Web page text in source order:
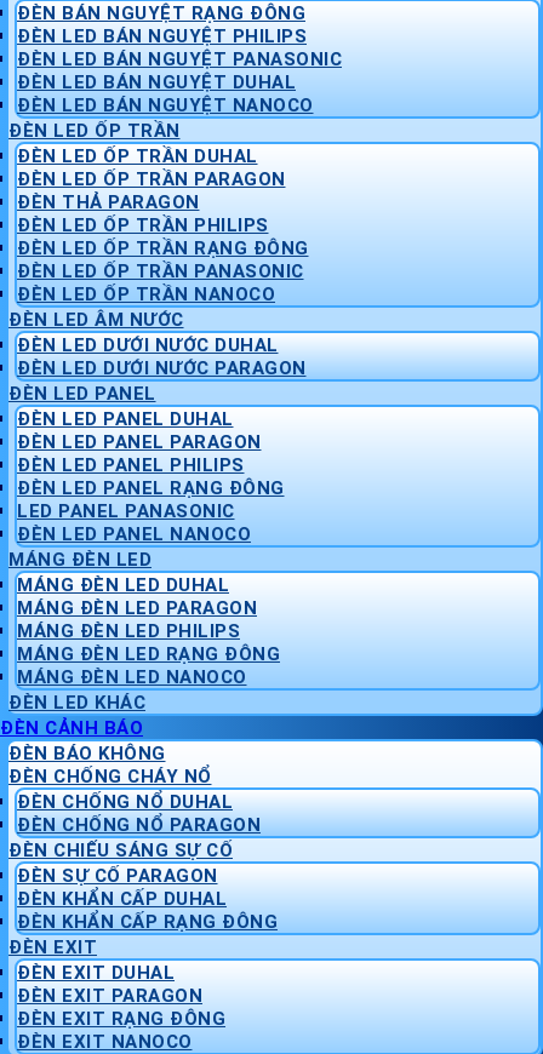
ĐÈN BÁN NGUYỆT RẠNG ĐÔNG
ĐÈN LED BÁN NGUYỆT PHILIPS
ĐÈN LED BÁN NGUYỆT PANASONIC
ĐÈN LED BÁN NGUYỆT DUHAL
ĐÈN LED BÁN NGUYỆT NANOCO
ĐÈN LED ỐP TRẦN
ĐÈN LED ỐP TRẦN DUHAL
ĐÈN LED ỐP TRẦN PARAGON
ĐÈN THẢ PARAGON
ĐÈN LED ỐP TRẦN PHILIPS
ĐÈN LED ỐP TRẦN RẠNG ĐÔNG
ĐÈN LED ỐP TRẦN PANASONIC
ĐÈN LED ỐP TRẦN NANOCO
ĐÈN LED ÂM NƯỚC
ĐÈN LED DƯỚI NƯỚC DUHAL
ĐÈN LED DƯỚI NƯỚC PARAGON
ĐÈN LED PANEL
ĐÈN LED PANEL DUHAL
ĐÈN LED PANEL PARAGON
ĐÈN LED PANEL PHILIPS
ĐÈN LED PANEL RẠNG ĐÔNG
LED PANEL PANASONIC
ĐÈN LED PANEL NANOCO
MÁNG ĐÈN LED
MÁNG ĐÈN LED DUHAL
MÁNG ĐÈN LED PARAGON
MÁNG ĐÈN LED PHILIPS
MÁNG ĐÈN LED RẠNG ĐÔNG
MÁNG ĐÈN LED NANOCO
ĐÈN LED KHÁC
ĐÈN CẢNH BÁO
ĐÈN BÁO KHÔNG
ĐÈN CHỐNG CHÁY NỔ
ĐÈN CHỐNG NỔ DUHAL
ĐÈN CHỐNG NỔ PARAGON
ĐÈN CHIẾU SÁNG SỰ CỐ
ĐÈN SỰ CỐ PARAGON
ĐÈN KHẨN CẤP DUHAL
ĐÈN KHẨN CẤP RẠNG ĐÔNG
ĐÈN EXIT
ĐÈN EXIT DUHAL
ĐÈN EXIT PARAGON
ĐÈN EXIT RẠNG ĐÔNG
ĐÈN EXIT NANOCO